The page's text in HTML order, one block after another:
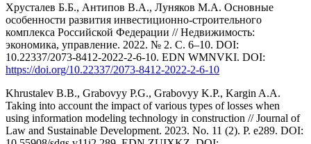
Хрусталев Б.Б., Антипов В.А., Луняков М.А. Основные
особенности развития инвестиционно-строительного
комплекса Российской Федерации // Недвижимость:
экономика, управление. 2022. № 2. С. 6–10. DOI:
10.22337/2073-8412-2022-2-6-10. EDN WMNVKI. DOI:
https://doi.org/10.22337/2073-8412-2022-2-6-10
Khrustalev B.B., Grabovyу P.G., Grabovyу K.P., Kargin A.A.
Taking into account the impact of various types of losses when
using information modeling technology in construction // Journal of
Law and Sustainable Development. 2023. No. 11 (2). P. e289. DOI: